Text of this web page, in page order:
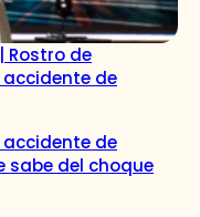
Rostro de
de
accidente de
sabe del choque